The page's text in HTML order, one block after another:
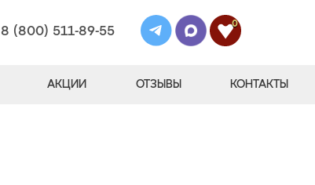
8 (800) 511-89-55
0
АКЦИИ ОТЗЫВЫ КОНТАКТЫ